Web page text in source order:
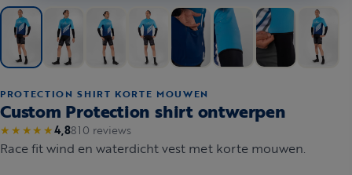
PROTECTION SHIRT KORTE MOUWEN
Custom Protection shirt ontwerpen
★★★★★4,8810 reviews
Race fit wind en waterdicht vest met korte mouwen.